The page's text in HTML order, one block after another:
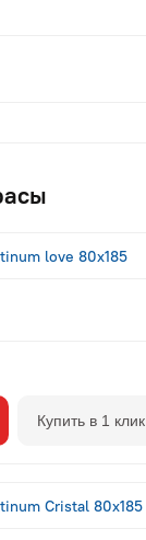
love 80x185
Купить в 1 клик
Cristal 80x185